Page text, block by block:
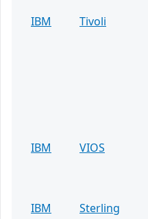
IBM
Tivoli
IBM
VIOS
IBM
Sterling